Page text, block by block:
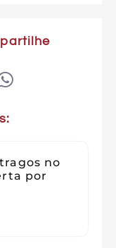
no
por